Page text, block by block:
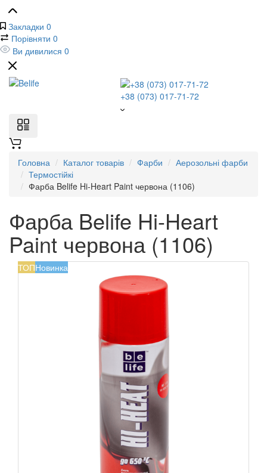
Закладки 0
Порівняти 0
Ви дивилися 0
+38 (073) 017-71-72
Головна Каталог товарів Фарби
Аерозольні фарби
Термостійкі
Фарба Belife Hi-Heart Paint червона (1106)
Фарба Belife Hi-Heart
Paint червона (1106)
ТОПНовинка